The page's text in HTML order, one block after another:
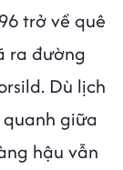
trở về quê
ra đường
Dù lịch
giữa
hậu vẫn